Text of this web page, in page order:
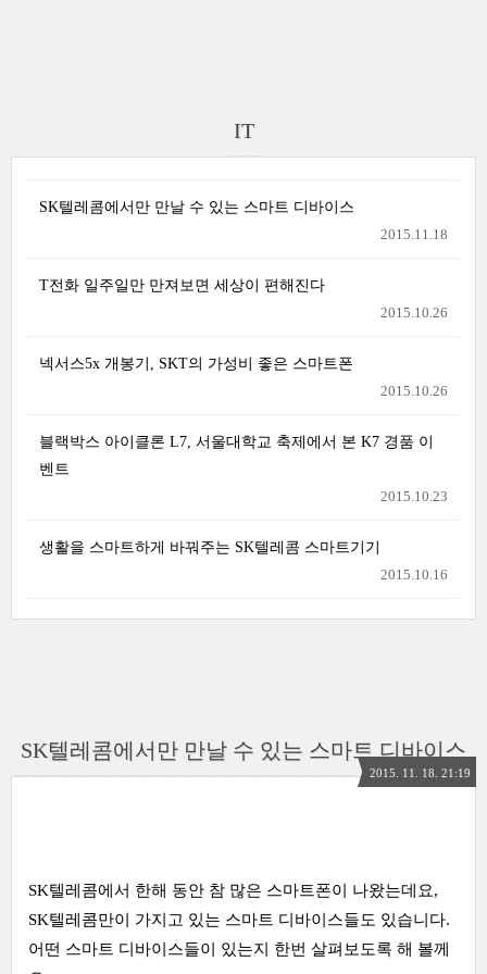
IT
SK텔레콤에서만 만날 수 있는 스마트 디바이스
2015.11.18
T전화 일주일만 만져보면 세상이 편해진다
2015.10.26
넥서스5x 개봉기, SKT의 가성비 좋은 스마트폰
2015.10.26
블랙박스 아이클론 L7, 서울대학교 축제에서 본 K7 경품 이
벤트
2015.10.23
생활을 스마트하게 바꿔주는 SK텔레콤 스마트기기
2015.10.16
SK텔레콤에서만 만날 수 있는 스마트 디바이스
2015. 11. 18. 21:19
SK텔레콤에서 한해 동안 참 많은 스마트폰이 나왔는데요,
SK텔레콤만이 가지고 있는 스마트 디바이스들도 있습니다.
어떤 스마트 디바이스들이 있는지 한번 살펴보도록 해 볼께